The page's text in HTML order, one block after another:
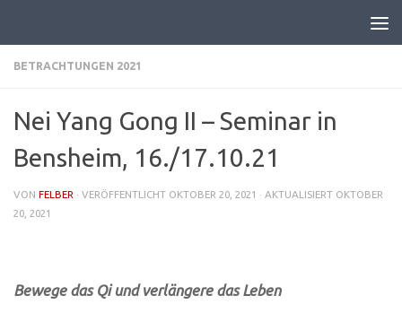
BETRACHTUNGEN 2021
Nei Yang Gong II – Seminar in
Bensheim, 16./17.10.21
VON FELBER · VERÖFFENTLICHT OKTOBER 20, 2021 · AKTUALISIERT OKTOBER
20, 2021
Bewege das Qi und verlängere das Leben